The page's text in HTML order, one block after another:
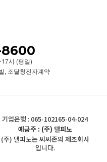
시 (평일)
, 조달청전자계약
기업은행 : 065-102165-04-024
예금주 : (주) 델피노
(주) 델피노는 씨씨존의 제조회사
입니다.